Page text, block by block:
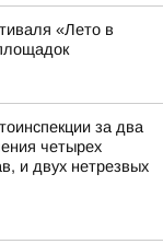
«Лето в
за два
четырех
и двух нетрезвых